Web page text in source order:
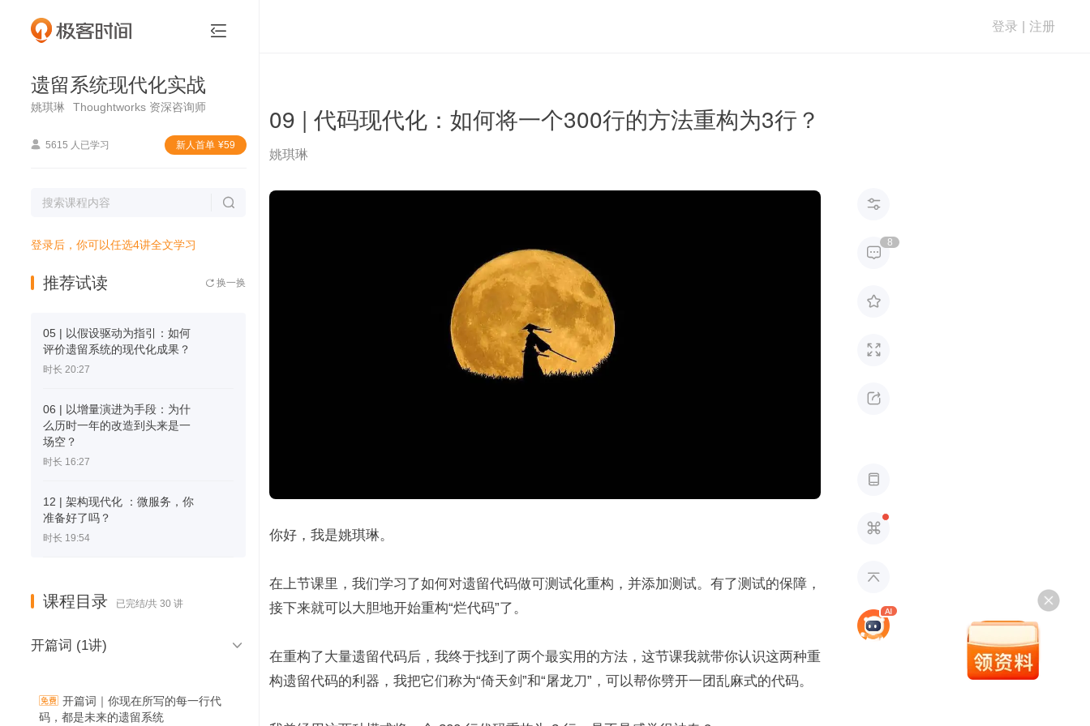

遗留系统现代化实战
姚琪琳 Thoughtworks 资深咨询师
 5615 人已学习 新⼈⾸单 ¥59

登录后，你可以任选4讲全文学习
推荐试读  换一换
05 | 以假设驱动为指引：如何
评价遗留系统的现代化成果？
时长 20:27
06 | 以增量演进为手段：为什
么历时一年的改造到头来是一
场空？
时长 16:27
12 | 架构现代化 ：微服务，你
准备好了吗？
时长 19:54
课程目录 已完结/共 30 讲
开篇词 (1讲) 
开篇词｜你现在所写的每一行代
码，都是未来的遗留系统
 遗留系统现代化实战 登录 注册
09 | 代码现代化：如何将一个300行的方法重构为3行？
姚琪琳
你好，我是姚琪琳。
在上节课里，我们学习了如何对遗留代码做可测试化重构，并添加测试。有了测试的保障，
接下来就可以大胆地开始重构“烂代码”了。
在重构了大量遗留代码后，我终于找到了两个最实用的方法，这节课我就带你认识这两种重
构遗留代码的利器，我把它们称为“倚天剑”和“屠龙刀”，可以帮你劈开一团乱麻式的代码。


8





